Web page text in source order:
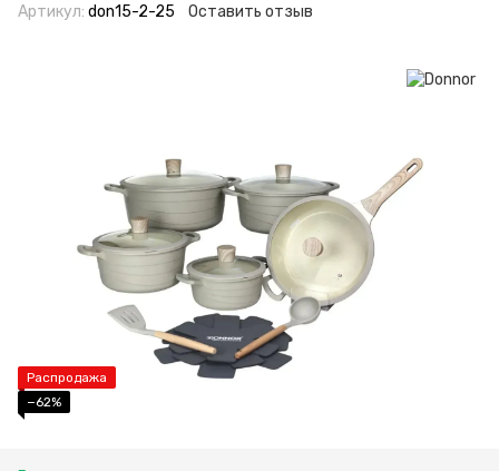
Артикул: don15-2-25 Оставить отзыв
Распродажа
−62%